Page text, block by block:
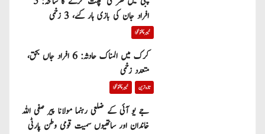
افراد جان کی بازی ہار گئے، 3 زخمی
خیبر پختونخوا
کرک میں المناک حادثہ: 6 افراد جاں بحق،
متعدد زخمی
تازہ ترین خیبر پختونخوا
جے یو آئی کے ضلعی رہنما مولانا پیر صفی اللہ
خاندان اور ساتھیوں سمیت قومی وطن پارٹی